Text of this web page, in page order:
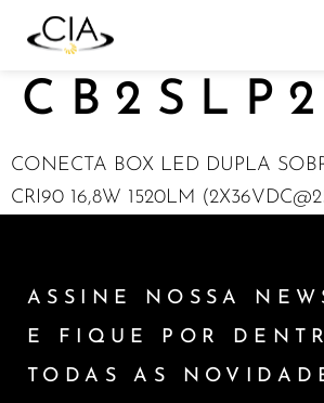
CONECTA BOX LED DUPLA
CRI90 16,8W 1520LM
ASSINE NOSSA
E FIQUE POR
TODAS AS